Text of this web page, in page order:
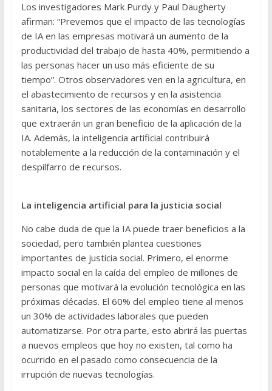
Los investigadores Mark Purdy y Paul Daugherty
afirman: “Prevemos que el impacto de las tecnologías
de IA en las empresas motivará un aumento de la
productividad del trabajo de hasta 40%, permitiendo a
las personas hacer un uso más eficiente de su
tiempo”. Otros observadores ven en la agricultura, en
el abastecimiento de recursos y en la asistencia
sanitaria, los sectores de las economías en desarrollo
que extraerán un gran beneficio de la aplicación de la
IA. Además, la inteligencia artificial contribuirá
notablemente a la reducción de la contaminación y el
despilfarro de recursos.
La inteligencia artificial para la justicia social
No cabe duda de que la IA puede traer beneficios a la
sociedad, pero también plantea cuestiones
importantes de justicia social. Primero, el enorme
impacto social en la caída del empleo de millones de
personas que motivará la evolución tecnológica en las
próximas décadas. El 60% del empleo tiene al menos
un 30% de actividades laborales que pueden
automatizarse. Por otra parte, esto abrirá las puertas
a nuevos empleos que hoy no existen, tal como ha
ocurrido en el pasado como consecuencia de la
irrupción de nuevas tecnologías.